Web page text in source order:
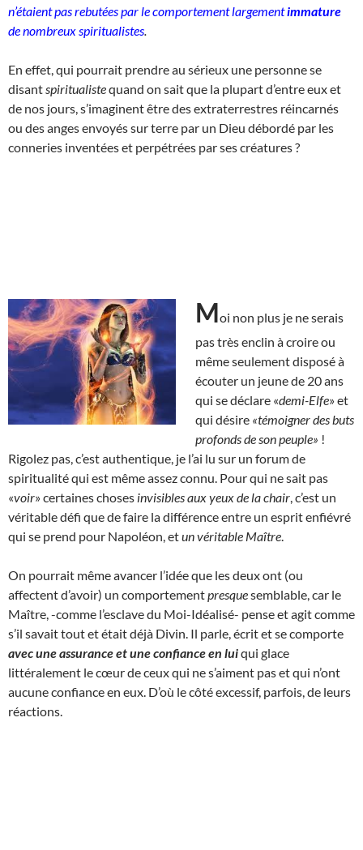
n’étaient pas rebutées par le comportement largementimmature
de nombreux spiritualistes
En effet, qui pourrait prendre au sérieux une personne se
disant spiritualistequand on sait que la plupart d’entre eux et
de nos jours, s’imaginent être des extraterrestres réincarnés
ou des anges envoyés sur terre par un Dieu débordé par les
conneries inventées et perpétrées par ses créatures ?
Moi non plus je ne serais
pas très enclin à croire ou
même seulement disposé à
écouter un jeune de 20 ans
qui se déclare «demi-Elfe» et
qui désire «témoigner des buts
profonds de son peuple» !
Rigolez pas, c’est authentique, je l’ai lu sur un forum de
spiritualité qui est même assez connu. Pour qui ne sait pas
«voir» certaines choses invisibles aux yeux de la chair , c’est un
véritable défi que de faire la différence entre un esprit enfiévré
qui se prend pour Napoléon, etun véritable Maître
On pourrait même avancer l’idée que les deux ont (ou
affectent d’avoir) un comportementpresquesemblable, car le
Maître, -comme l’esclave du Moi-Idéalisé- pense et agit comme
s’il savait tout et était déjà Divin. Il parle, écrit et se comporte
avec une assurance et une confiance en luiqui glace
littéralement le cœur de ceux qui ne s’aiment pas et qui n’ont
aucune confiance en eux. D’où le côté excessif, parfois, de leurs
réactions.